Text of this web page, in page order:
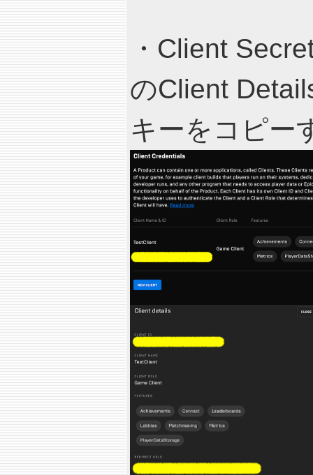
・Client
のClient
キーをコピー